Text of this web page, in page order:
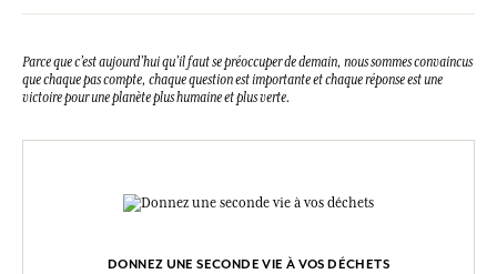
Parce que c’est aujourd’hui qu’il faut se préoccuper de demain, nous sommes convaincus
que chaque pas compte, chaque question est importante et chaque réponse est une
victoire pour une planète plus humaine et plus verte.
DONNEZ UNE SECONDE VIE À VOS DÉCHETS